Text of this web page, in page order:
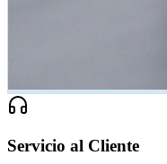
Servicio al Cliente